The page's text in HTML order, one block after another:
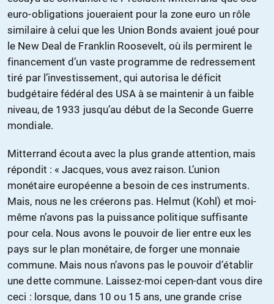
euro-obligations joueraient pour la zone euro un rôle
similaire à celui que les Union Bonds avaient joué pour
le New Deal de Franklin Roosevelt, où ils permirent le
financement d’un vaste programme de redressement
tiré par l’investissement, qui autorisa le déficit
budgétaire fédéral des USA à se maintenir à un faible
niveau, de 1933 jusqu’au début de la Seconde Guerre
mondiale.
Mitterrand écouta avec la plus grande attention, mais
répondit : « Jacques, vous avez raison. L’union
monétaire européenne a besoin de ces instruments.
Mais, nous ne les créerons pas. Helmut (Kohl) et moi-
même n’avons pas la puissance politique suffisante
pour cela. Nous avons le pouvoir de lier entre eux les
pays sur le plan monétaire, de forger une monnaie
commune. Mais nous n’avons pas le pouvoir d’établir
une dette commune. Laissez-moi cepen-dant vous dire
ceci : lorsque, dans 10 ou 15 ans, une grande crise